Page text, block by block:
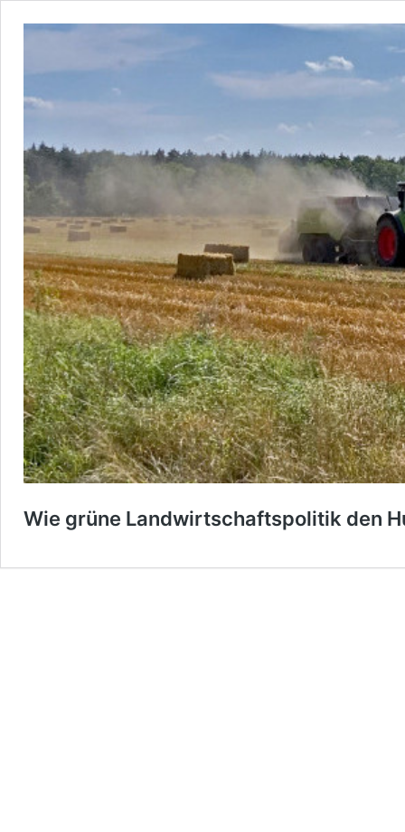
Wie grüne Landwirtschaftspolitik den